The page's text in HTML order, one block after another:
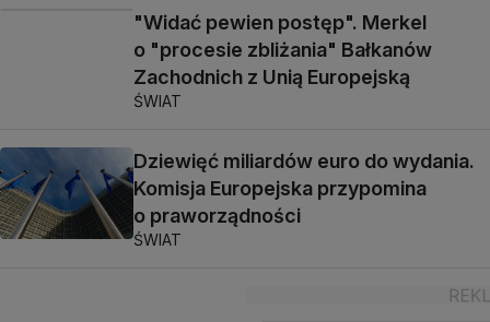
"Widać pewien postęp". Merkel
o "procesie zbliżania" Bałkanów
Zachodnich z Unią Europejską
ŚWIAT
Dziewięć miliardów euro do wydania.
Komisja Europejska przypomina
o praworządności
ŚWIAT